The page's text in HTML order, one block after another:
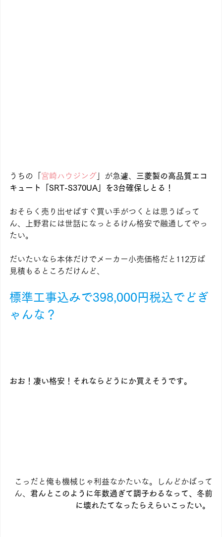
うちの「 宮崎ハウジング 」が急遽、
三菱製の高品質エコ
キュート「SRT-S370UA」を3台確保しとる！
おそらく売り出せばすぐ買い手がつくとは思うばって
ん、上野君には世話になっとるけん格安で融通してやっ
たい。
だいたいなら本体だけでメーカー小売価格だと112万ば
見積もるところだけんど、
標準工事込みで398,000円税込でどぎ
ゃんな？
おお！凄い格安！それならどうにか買えそうです。
こっだと俺も機械じゃ利益なかたいな。しんどかばって
ん、 君んとこのように年数過ぎて調子わるなって、冬前
に壊れたてなったらえらいこったい。